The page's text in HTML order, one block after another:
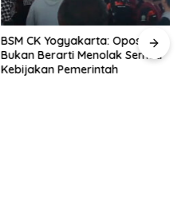
BSM CK Yogyakarta: Oposisi
Bukan Berarti Menolak Semua
Kebijakan Pemerintah